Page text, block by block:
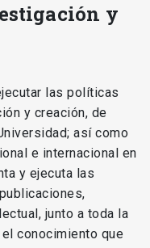
y
las políticas
y creación, de
así como
e internacional en
y ejecuta las
junto a toda la
conocimiento que